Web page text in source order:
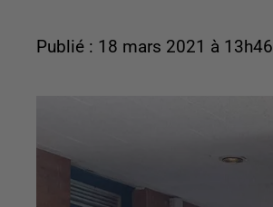
Publié : 18 mars 2021 à 13h46